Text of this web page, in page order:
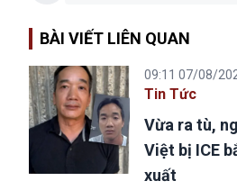
BÀI VIẾT LIÊN QUAN
09:11 07/08/
Tin Tức
Vừa ra tù,
Việt bị ICE
xuất